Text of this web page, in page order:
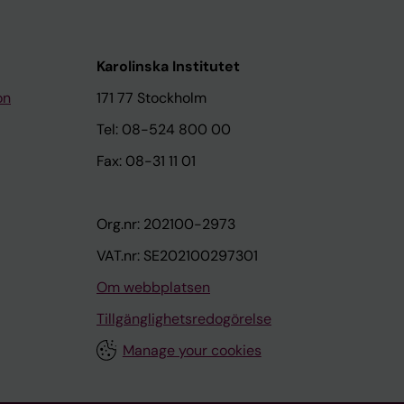
Karolinska Institutet
171 77 Stockholm
Tel: 08-524 800 00
Fax: 08-31 11 01
Org.nr: 202100-2973
VAT.nr: SE202100297301
Om webbplatsen
Tillgänglighetsredogörelse
Manage your cookies